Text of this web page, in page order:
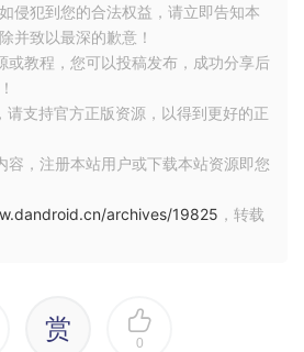
() {
var3);
的代码有明显的区别：
侵犯到您的合法权益，请立即告知本
并致以最深的歉意！
或教程，您可以投稿发布，成功分享后
请支持官方正版资源，以得到更好的正
容，注册本站用户或下载本站资源即您
archives/19825 ，转载
赏 0